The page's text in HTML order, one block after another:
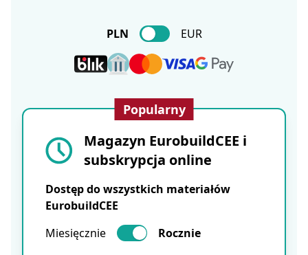
PLN EUR
Popularny
Magazyn EurobuildCEE i
subskrypcja online
Dostęp do wszystkich materiałów
EurobuildCEE
Miesięcznie
Rocznie